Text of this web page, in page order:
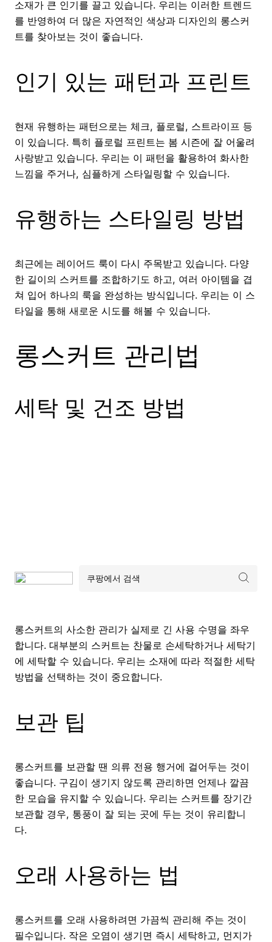
소재가 큰 인기를 끌고 있습니다. 우리는 이러한 트렌드
를 반영하여 더 많은 자연적인 색상과 디자인의 롱스커
트를 찾아보는 것이 좋습니다.
인기 있는 패턴과 프린트
현재 유행하는 패턴으로는 체크, 플로럴, 스트라이프 등
이 있습니다. 특히 플로럴 프린트는 봄 시즌에 잘 어울려
사랑받고 있습니다. 우리는 이 패턴을 활용하여 화사한
느낌을 주거나, 심플하게 스타일링할 수 있습니다.
유행하는 스타일링 방법
최근에는 레이어드 룩이 다시 주목받고 있습니다. 다양
한 길이의 스커트를 조합하기도 하고, 여러 아이템을 겹
쳐 입어 하나의 룩을 완성하는 방식입니다. 우리는 이 스
타일을 통해 새로운 시도를 해볼 수 있습니다.
롱스커트 관리법
세탁 및 건조 방법
롱스커트의 사소한 관리가 실제로 긴 사용 수명을 좌우
합니다. 대부분의 스커트는 찬물로 손세탁하거나 세탁기
에 세탁할 수 있습니다. 우리는 소재에 따라 적절한 세탁
방법을 선택하는 것이 중요합니다.
보관 팁
롱스커트를 보관할 땐 의류 전용 행거에 걸어두는 것이
좋습니다. 구김이 생기지 않도록 관리하면 언제나 깔끔
한 모습을 유지할 수 있습니다. 우리는 스커트를 장기간
보관할 경우, 통풍이 잘 되는 곳에 두는 것이 유리합니
다.
오래 사용하는 법
롱스커트를 오래 사용하려면 가끔씩 관리해 주는 것이
필수입니다. 작은 오염이 생기면 즉시 세탁하고, 먼지가